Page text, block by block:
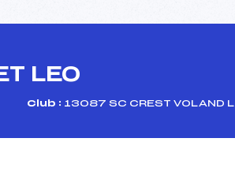
LEO
Club : 13087 SC CREST VOLAND